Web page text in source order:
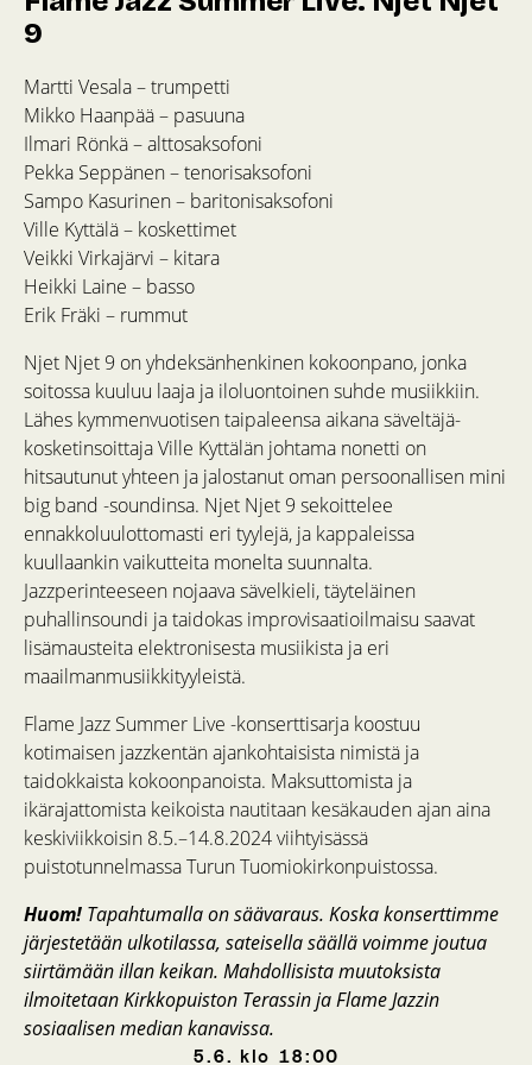
5.6. klo 18:00
9
Martti Vesala – trumpetti
Mikko Haanpää – pasuuna
Ilmari Rönkä – alttosaksofoni
Pekka Seppänen – tenorisaksofoni
Sampo Kasurinen – baritonisaksofoni
Ville Kyttälä – koskettimet
Veikki Virkajärvi – kitara
Heikki Laine – basso
Erik Fräki – rummut
Njet Njet 9 on yhdeksänhenkinen kokoonpano, jonka
soitossa kuuluu laaja ja iloluontoinen suhde musiikkiin.
Lähes kymmenvuotisen taipaleensa aikana säveltäjä-
kosketinsoittaja Ville Kyttälän johtama nonetti on
hitsautunut yhteen ja jalostanut oman persoonallisen mini
big band -soundinsa. Njet Njet 9 sekoittelee
ennakkoluulottomasti eri tyylejä, ja kappaleissa
kuullaankin vaikutteita monelta suunnalta.
Jazzperinteeseen nojaava sävelkieli, täyteläinen
puhallinsoundi ja taidokas improvisaatioilmaisu saavat
lisämausteita elektronisesta musiikista ja eri
maailmanmusiikkityyleistä.
Flame Jazz Summer Live -konserttisarja koostuu
kotimaisen jazzkentän ajankohtaisista nimistä ja
taidokkaista kokoonpanoista. Maksuttomista ja
ikärajattomista keikoista nautitaan kesäkauden ajan aina
keskiviikkoisin 8.5.–14.8.2024 viihtyisässä
puistotunnelmassa Turun Tuomiokirkonpuistossa.
Huom! Tapahtumalla on säävaraus. Koska konserttimme
järjestetään ulkotilassa, sateisella säällä voimme joutua
siirtämään illan keikan. Mahdollisista muutoksista
ilmoitetaan Kirkkopuiston Terassin ja Flame Jazzin
sosiaalisen median kanavissa.